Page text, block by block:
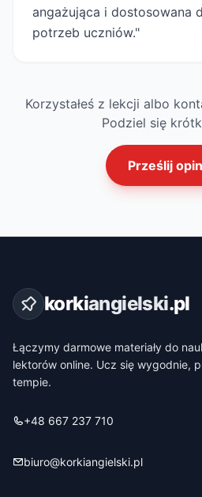
angażująca i dostosowana
potrzeb uczniów."
Korzystałeś z lekcji albo
Podziel się
Prześlij
korkiangielski.pl
Łączymy darmowe materiały do
lektorów online. Ucz się wygodnie,
tempie.
+48 667 237 710
biuro@korkiangielski.pl